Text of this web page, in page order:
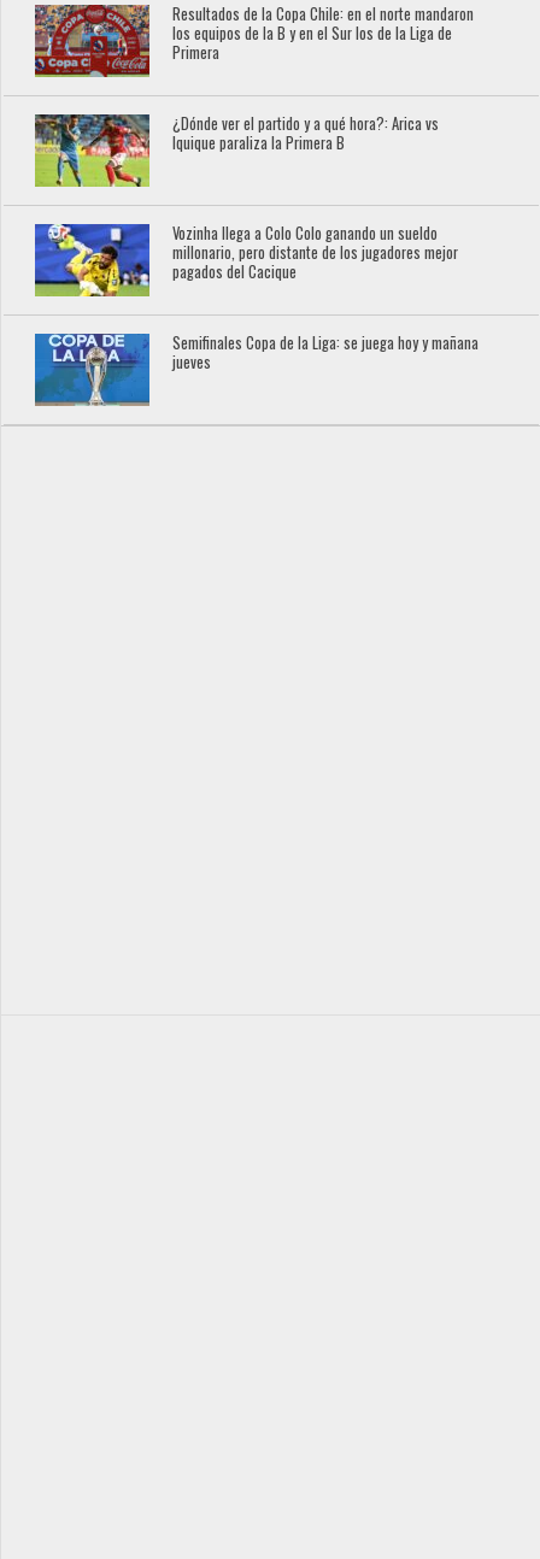
Resultados de la Copa Chile: en el norte mandaron
los equipos de la B y en el Sur los de la Liga de
Primera
¿Dónde ver el partido y a qué hora?: Arica vs
Iquique paraliza la Primera B
Vozinha llega a Colo Colo ganando un sueldo
millonario, pero distante de los jugadores mejor
pagados del Cacique
Semifinales Copa de la Liga: se juega hoy y mañana
jueves